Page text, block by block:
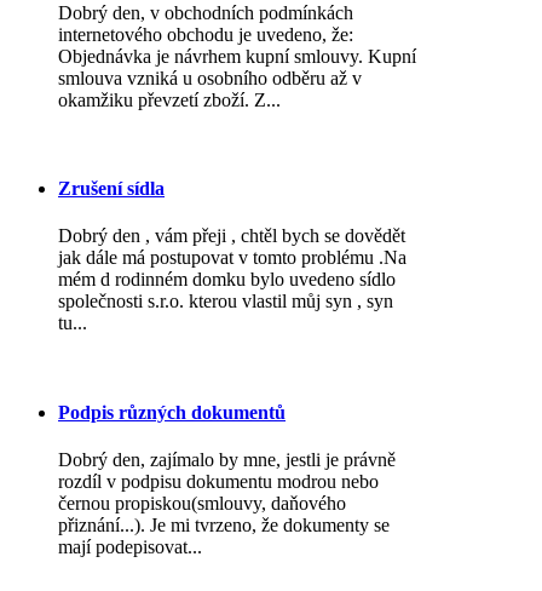
Dobrý den, v obchodních podmínkách
internetového obchodu je uvedeno, že:
Objednávka je návrhem kupní smlouvy. Kupní
smlouva vzniká u osobního odběru až v
okamžiku převzetí zboží. Z...
Zrušení sídla
Dobrý den , vám přeji , chtěl bych se dovědět
jak dále má postupovat v tomto problému .Na
mém d rodinném domku bylo uvedeno sídlo
společnosti s.r.o. kterou vlastil můj syn , syn
tu...
Podpis různých dokumentů
Dobrý den, zajímalo by mne, jestli je právně
rozdíl v podpisu dokumentu modrou nebo
černou propiskou(smlouvy, daňového
přiznání...). Je mi tvrzeno, že dokumenty se
mají podepisovat...